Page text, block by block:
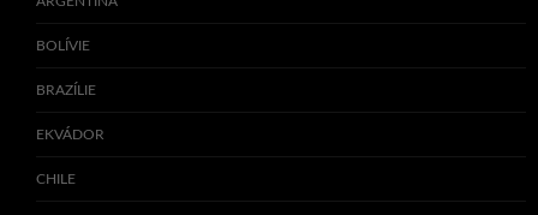
BOLÍVIE
BRAZÍLIE
EKVÁDOR
CHILE